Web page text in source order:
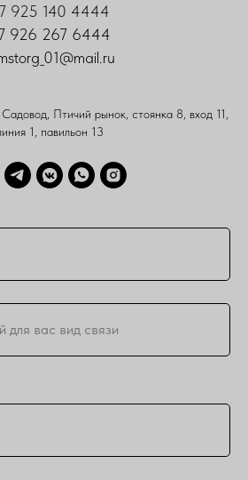
925 140 4444
926 267 6444
Птичий рынок, стоянка 8, вход 11,
1, павильон 13